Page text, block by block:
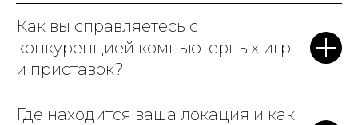
Как вы справляетесь с
конкуренцией компьютерных игр
и приставок?
Где находится ваша локация и как